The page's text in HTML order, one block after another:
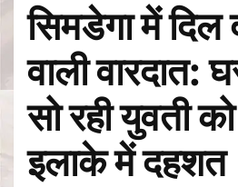
सिमडेगा में दिल
वाली वारदात:
सो रही युवती को
इलाके में दहशत